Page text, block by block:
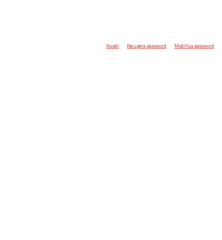
Accedi Recupera password Modifica password